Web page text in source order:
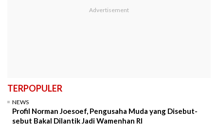
TERPOPULER
NEWS
Profil Norman Joesoef, Pengusaha Muda yang Disebut-
sebut Bakal Dilantik Jadi Wamenhan RI